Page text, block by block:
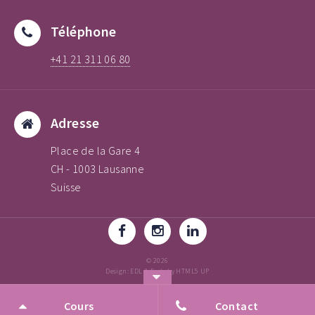
Téléphone
+41 21 311 06 80
Adresse
Place de la Gare 4
CH - 1003 Lausanne
Suisse
© 2026
Design: EDL & Forty by HTML5 UP
Cours Contact